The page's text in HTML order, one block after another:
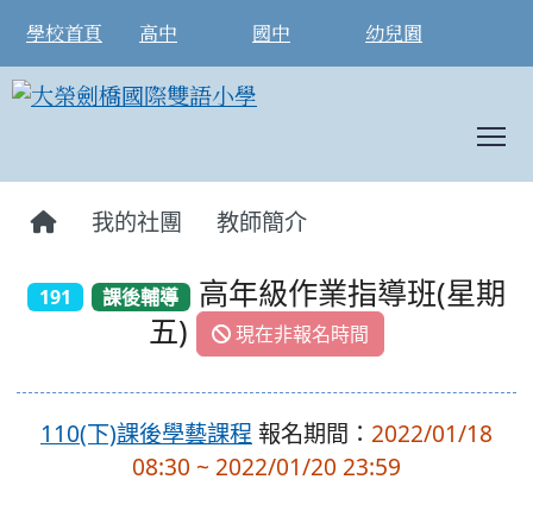
學校首頁 高中 國中 幼兒園
我的社團 教師簡介
191 課後輔導 高年級作業指導班(星期
五)
現在非報名時間
110(下)課後學藝課程 報名期間： 2022/01/18
08:30 ~ 2022/01/20 23:59